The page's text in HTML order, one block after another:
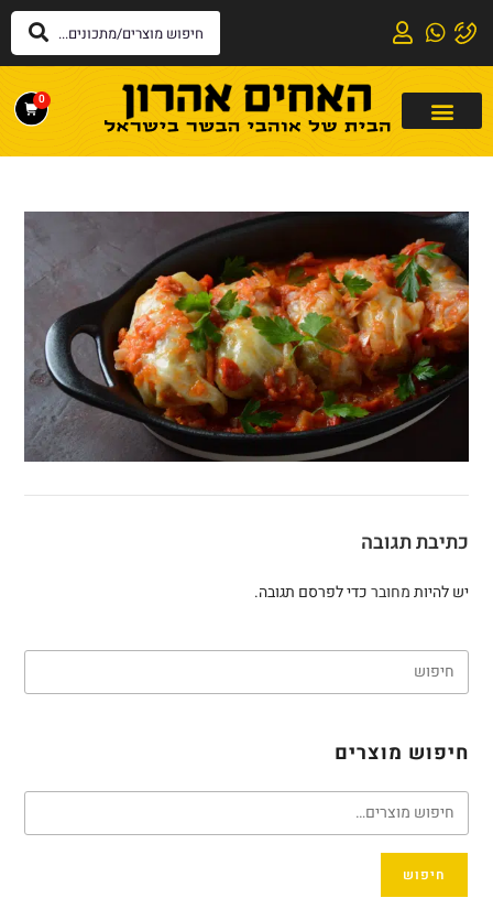
0
כתיבת תגובה
יש להיותמחוברכדי לפרסם תגובה.
חיפוש מוצרים
חיפוש